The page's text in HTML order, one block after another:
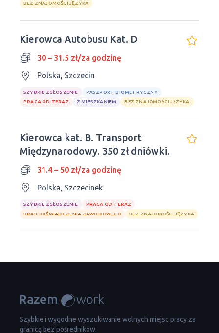
BEZ ZNAJOMOŚCI JĘZYKA
Kierowca Autobusu Kat. D
30 – 31.5 zł/za godzinę
Polska, Szczecin
SZYBKIE ZGŁOSZENIE
PASZPORT BIOMETRYCZNY
PRACA OD TERAZ
Z MIESZKANIEM BEZ ZNAJOMOŚCI JĘZYKA
Kierowca kat. B. Transport
Międzynarodowy. 350 zł dniówki.
31.4 – 50 zł/za godzinę
Polska, Szczecinek
SZYBKIE ZGŁOSZENIE
PRACA OD TERAZ
BRAK DOŚWIADCZENIA ZAWODOWEGO
BEZ ZNAJOMOŚCI JĘZYKA
Szybkie i wygodne wyszukiwanie wolnych miejsc pracy za
granicą bez pośredników.